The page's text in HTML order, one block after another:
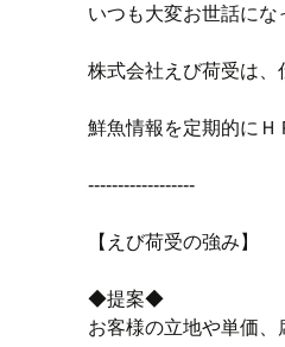
いつも大変お世話にな
株式会社えび荷受は
鮮魚情報を定期的にＨ
‐‐‐‐‐‐‐‐‐‐‐‐‐‐‐‐‐‐
【えび荷受の強み】
◆提案◆
お客様の立地や単価